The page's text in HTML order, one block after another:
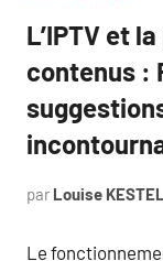
L’IPTV et
contenus :
par Louise
Le